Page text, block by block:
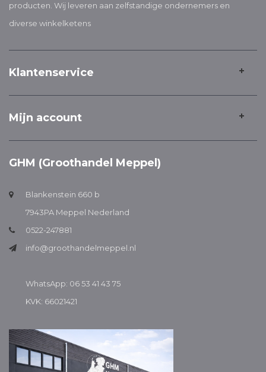
producten. Wij leveren aan zelfstandige ondernemers en
diverse winkelketens
Klantenservice
Mijn account
GHM (Groothandel Meppel)
Blankenstein 660 b
7943PA Meppel Nederland
0522-247881
info@groothandelmeppel.nl
WhatsApp: 06 53 41 43 75
KVK: 66021421